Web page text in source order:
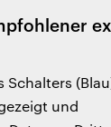
Schalters
und